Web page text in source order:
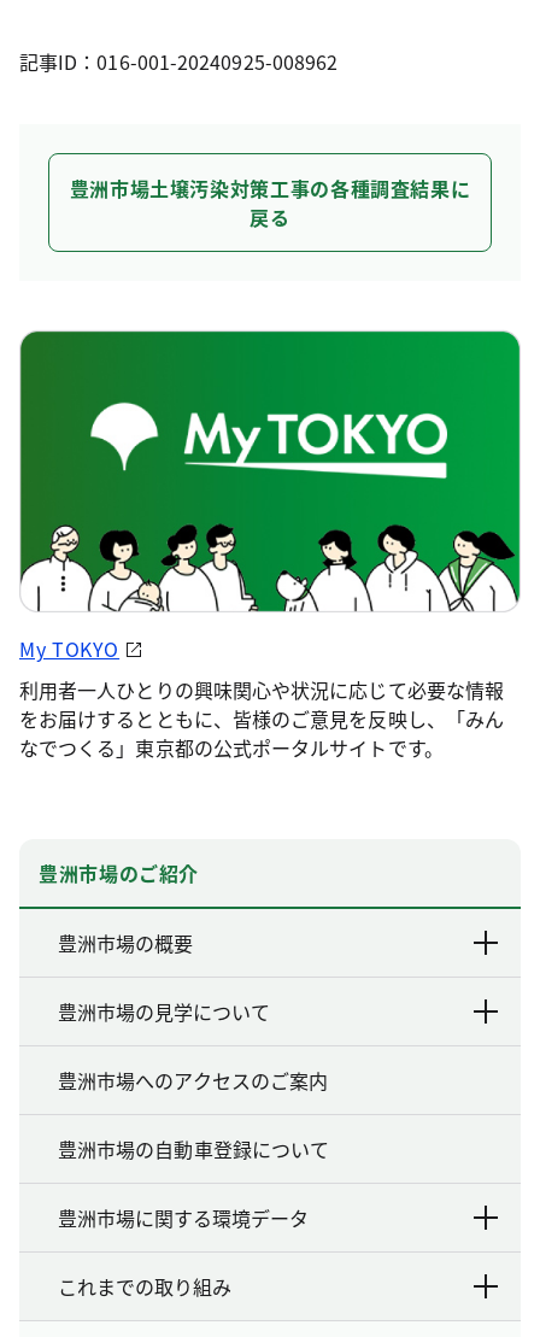
記事ID：016-001-20240925-008962
豊洲市場土壌汚染対策工事の各種調査結果に
戻る
My TOKYO
利用者一人ひとりの興味関心や状況に応じて必要な情報
をお届けするとともに、皆様のご意見を反映し、「みん
なでつくる」東京都の公式ポータルサイトです。
豊洲市場のご紹介
豊洲市場の概要
豊洲市場の見学について
豊洲市場へのアクセスのご案内
豊洲市場の自動車登録について
豊洲市場に関する環境データ
これまでの取り組み